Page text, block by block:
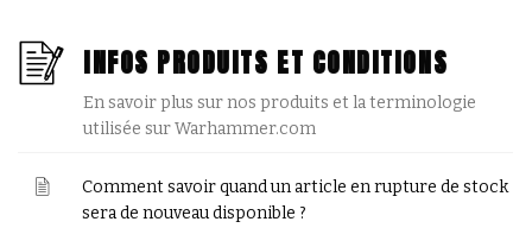
INFOS PRODUITS ET CONDITIONS
En savoir plus sur nos produits et la terminologie
utilisée sur Warhammer.com
Comment savoir quand un article en rupture de stock
sera de nouveau disponible ?